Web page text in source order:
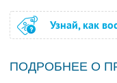
Узнай, как
ПОДРОБНЕЕ О